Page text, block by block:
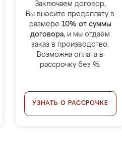
Заключаем договор,
Вы вносите предоплату в
размере 10% от суммы
договора, и мы отдаём
заказ в производство.
Возможна оплата в
рассрочку без %.
УЗНАТЬ О РАССРОЧКЕ